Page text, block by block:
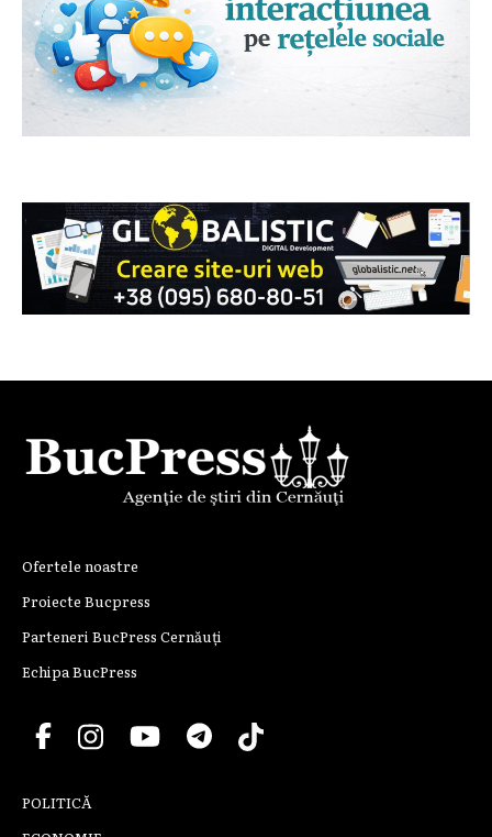
Ofertele noastre
Proiecte Bucpress
Parteneri BucPress Cernăuți
Echipa BucPress
POLITICĂ